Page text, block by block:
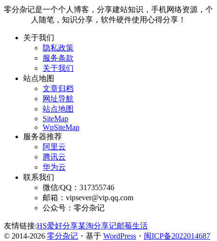
零分杂记是一个个人博客，分享建站知识，手机网络资源，个
人随笔，知识分享，软件硬件使用心得分享！
关于我们
隐私政策
服务条款
关于我们
站点地图
文章归档
网址导航
站点地图
SiteMap
WpSiteMap
服务器推荐
阿里云
腾讯云
华为云
联系我们
微信/QQ：317355746
邮箱：vipsever@vip.qq.com
公众号：零分杂记
友情链接:HS爱好分享某淘分享记邮莓生活
© 2014-2026 零分杂记 ・基于 WordPress ・ 闽ICP备2022014687